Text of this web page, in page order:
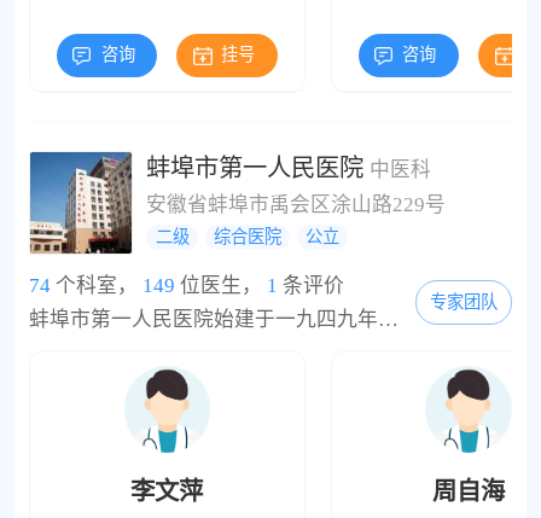
咨询 挂号 咨询
蚌埠市第一人民医院 中医科
安徽省蚌埠市禹会区涂山路229号
二级 综合医院 公立
74个科室， 149 位医生， 1 条评价
蚌埠市第一人民医院始建于一九四九年，是蚌埠市建院最早的市级综合性医院，附设蚌埠市儿童医院，是一所集医疗、教学、科研、预防、保健、康复于一体的三级综合医院，东南大学医学院附属医院，蚌埠医学院附属医院、临床学院，先后被授予“全国百佳医院”、“全国卫生系统先进单位”、省市级“文明单位”、“诚信单位”、“创先争优先进单位”及“优质服务单位”等荣誉称号。医院拥有床位840张，开放床位960张，职工1200人，年门急诊55万...
专家团队
李文萍 周自海